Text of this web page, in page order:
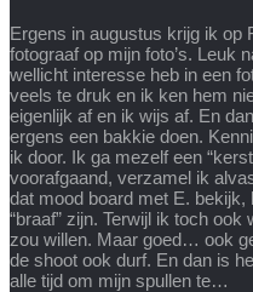
Ergens in augustus krijg ik op
fotograaf op mijn foto’s. Leuk
wellicht interesse heb in een
veels te druk en ik ken hem
eigenlijk af en ik wijs af. En
ergens een bakkie doen.
ik door. Ik ga mezelf een
voorafgaand, verzamel ik
dat mood board met E.
“braaf” zijn. Terwijl ik toch
zou willen. Maar goed… ook
de shoot ook durf. En dan is
alle tijd om mijn spullen te…